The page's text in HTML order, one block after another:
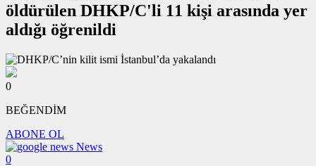
öldürülen DHKP/C'li 11 kişi arasında yer
aldığı öğrenildi
0
BEĞENDİM
ABONE OL
News
0